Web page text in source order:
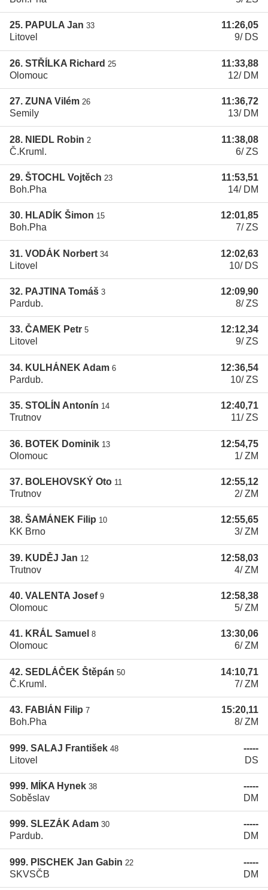
25. PAPULA Jan 33
11:26,05
Litovel
9/ DS
26. STŘÍLKA Richard 25
11:33,88
Olomouc
12/ DM
27. ZUNA Vilém 26
11:36,72
Semily
13/ DM
28. NIEDL Robin 2
11:38,08
Č.Kruml.
6/ ZS
29. ŠTOCHL Vojtěch 23
11:53,51
Boh.Pha
14/ DM
30. HLADÍK Šimon 15
12:01,85
Boh.Pha
7/ ZS
31. VODÁK Norbert 34
12:02,63
Litovel
10/ DS
32. PAJTINA Tomáš 3
12:09,90
Pardub.
8/ ZS
33. ČAMEK Petr 5
12:12,34
Litovel
9/ ZS
34. KULHÁNEK Adam 6
12:36,54
Pardub.
10/ ZS
35. STOLÍN Antonín 14
12:40,71
Trutnov
11/ ZS
36. BOTEK Dominik 13
12:54,75
Olomouc
1/ ZM
37. BOLEHOVSKÝ Oto 11
12:55,12
Trutnov
2/ ZM
38. ŠAMÁNEK Filip 10
12:55,65
KK Brno
3/ ZM
39. KUDĚJ Jan 12
12:58,03
Trutnov
4/ ZM
40. VALENTA Josef9
12:58,38
Olomouc
5/ ZM
41. KRÁL Samuel 8
13:30,06
Olomouc
6/ ZM
42. SEDLÁČEK Štěpán 50
14:10,71
Č.Kruml.
7/ ZM
43. FABIÁN Filip 7
15:20,11
Boh.Pha
8/ ZM
999. SALAJ František 48
-----
Litovel
DS
999. MÍKA Hynek 38
-----
Soběslav
DM
999. SLEZÁK Adam 30
-----
Pardub.
DM
999. PISCHEK Jan Gabin 22
-----
SKVSČB
DM